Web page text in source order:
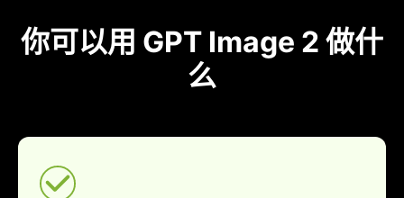
你可以用 GPT Image 2 做什
么